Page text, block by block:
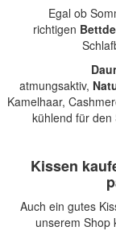
Egal ob
richtigen
atmungsaktiv,
Kamelhaar,
kühlend für den
Kissen
Auch ein gutes
unserem Shop